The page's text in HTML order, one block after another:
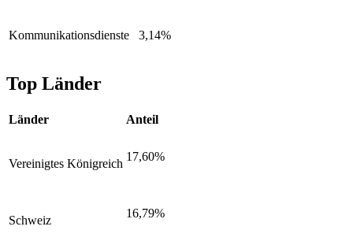
Kommunikationsdienste 3,14%
Top Länder
Länder Anteil
Vereinigtes Königreich
17,60%
Schweiz
16,79%